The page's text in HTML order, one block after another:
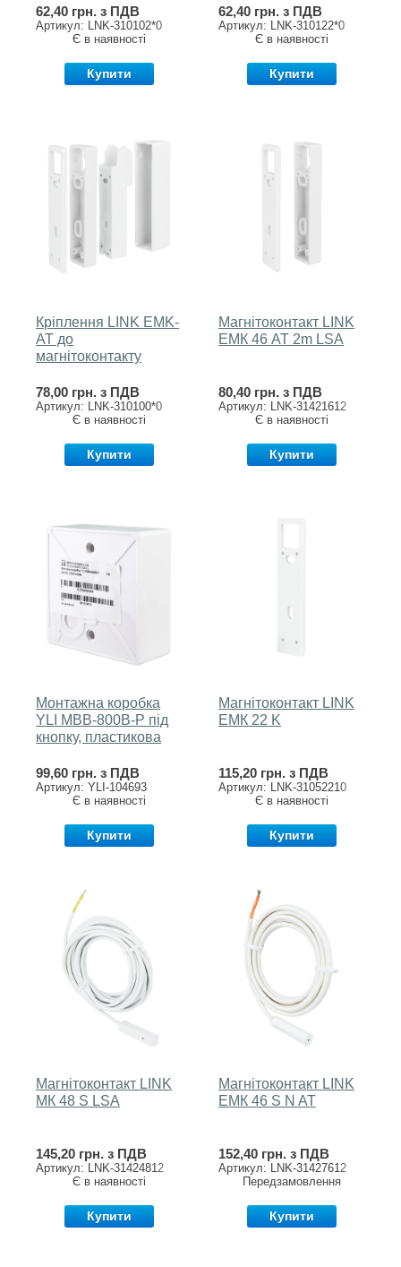
62,40 грн. з ПДВ
Артикул: LNK-310102*0
Є в наявності
Купити
62,40 грн. з ПДВ
Артикул: LNK-310122*0
Є в наявності
Купити
Кріплення LINK EMK-
AT до
магнітоконтакту
78,00 грн. з ПДВ
Артикул: LNK-310100*0
Є в наявності
Купити
Магнітоконтакт LINK
EМК 46 AT 2m LSA
80,40 грн. з ПДВ
Артикул: LNK-31421612
Є в наявності
Купити
Монтажна коробка
YLI MBB-800B-P під
кнопку, пластикова
99,60 грн. з ПДВ
Артикул: YLI-104693
Є в наявності
Купити
Магнітоконтакт LINK
EМК 22 K
115,20 грн. з ПДВ
Артикул: LNK-31052210
Є в наявності
Купити
Магнітоконтакт LINK
MК 48 S LSA
145,20 грн. з ПДВ
Артикул: LNK-31424812
Є в наявності
Купити
Магнітоконтакт LINK
EМК 46 S N AT
152,40 грн. з ПДВ
Артикул: LNK-31427612
Передзамовлення
Купити